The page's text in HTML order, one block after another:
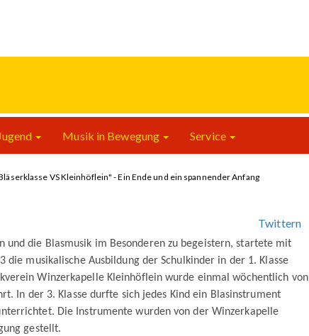
Musik in Bewegung Service
VS Kleinhöflein" - Ein Ende und ein spannender Anfang
Twittern
die Blasmusik im Besonderen zu begeistern, startete mit
musikalische Ausbildung der Schulkinder in der 1. Klasse
Winzerkapelle Kleinhöflein wurde einmal wöchentlich von
In der 3. Klasse durfte sich jedes Kind ein Blasinstrument
Die Instrumente wurden von der Winzerkapelle
gestellt.